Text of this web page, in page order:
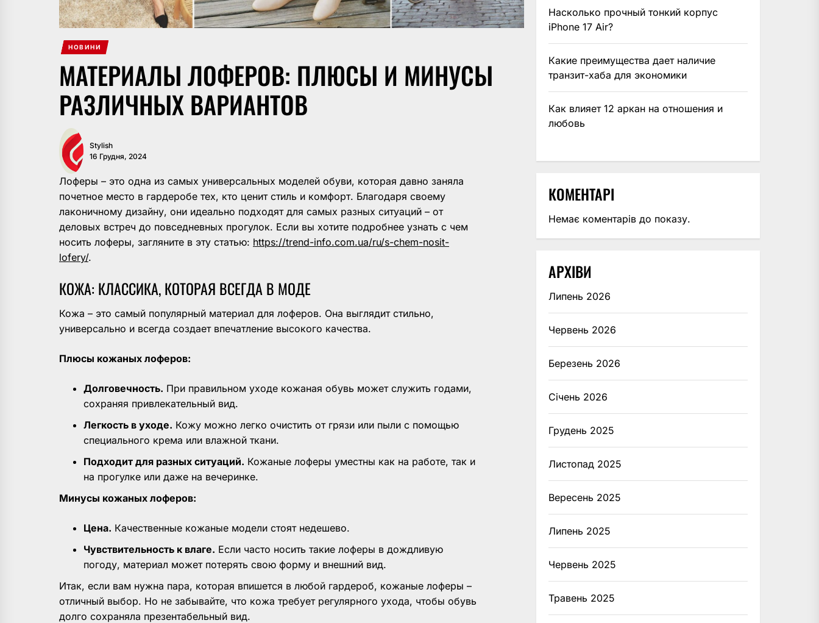
НОВИНИ
МАТЕРИАЛЫ ЛОФЕРОВ: ПЛЮСЫ И МИНУСЫ
РАЗЛИЧНЫХ ВАРИАНТОВ
Stylish
16 Грудня, 2024
Лоферы – это одна из самых универсальных моделей обуви, которая давно заняла
почетное место в гардеробе тех, кто ценит стиль и комфорт. Благодаря своему
лаконичному дизайну, они идеально подходят для самых разных ситуаций – от
деловых встреч до повседневных прогулок. Если вы хотите подробнее узнать с чем
носить лоферы, загляните в эту статью: https://trend-info.com.ua/ru/s-chem-nosit-
lofery/.
КОЖА: КЛАССИКА, КОТОРАЯ ВСЕГДА В МОДЕ
Кожа – это самый популярный материал для лоферов. Она выглядит стильно,
универсально и всегда создает впечатление высокого качества.
Плюсы кожаных лоферов:
Долговечность. При правильном уходе кожаная обувь может служить годами,
сохраняя привлекательный вид.
Легкость в уходе. Кожу можно легко очистить от грязи или пыли с помощью
специального крема или влажной ткани.
Подходит для разных ситуаций. Кожаные лоферы уместны как на работе, так и
на прогулке или даже на вечеринке.
Минусы кожаных лоферов:
Цена. Качественные кожаные модели стоят недешево.
Чувствительность к влаге. Если часто носить такие лоферы в дождливую
погоду, материал может потерять свою форму и внешний вид.
Итак, если вам нужна пара, которая впишется в любой гардероб, кожаные лоферы –
отличный выбор. Но не забывайте, что кожа требует регулярного ухода, чтобы обувь
долго сохраняла презентабельный вид.
Насколько прочный тонкий корпус
iPhone 17 Air?
Какие преимущества дает наличие
транзит-хаба для экономики
Как влияет 12 аркан на отношения и
любовь
КОМЕНТАРІ
Немає коментарів до показу.
АРХІВИ
Липень 2026
Червень 2026
Березень 2026
Січень 2026
Грудень 2025
Листопад 2025
Вересень 2025
Липень 2025
Червень 2025
Травень 2025